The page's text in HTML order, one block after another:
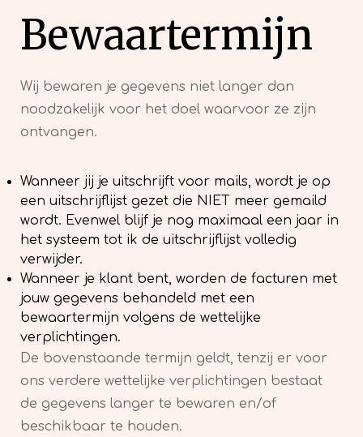
Bewaartermijn
Wij bewaren je gegevens niet langer dan
noodzakelijk voor het doel waarvoor ze zijn
ontvangen.
Wanneer jij je uitschrijft voor mails, wordt je op
een uitschrijflijst gezet die NIET meer gemaild
wordt. Evenwel blijf je nog maximaal een jaar in
het systeem tot ik de uitschrijflijst volledig
verwijder.
Wanneer je klant bent, worden de facturen met
jouw gegevens behandeld met een
bewaartermijn volgens de wettelijke
verplichtingen.
De bovenstaande termijn geldt, tenzij er voor
ons verdere wettelijke verplichtingen bestaat
de gegevens langer te bewaren en/of
beschikbaar te houden.